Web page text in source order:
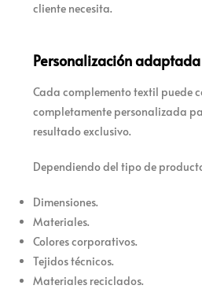
cliente necesita.
Personalización
Cada complemento textil puede
completamente personalizada
resultado exclusivo.
Dependiendo del tipo de
Dimensiones.
Materiales.
Colores corporativos.
Tejidos técnicos.
Materiales reciclados.